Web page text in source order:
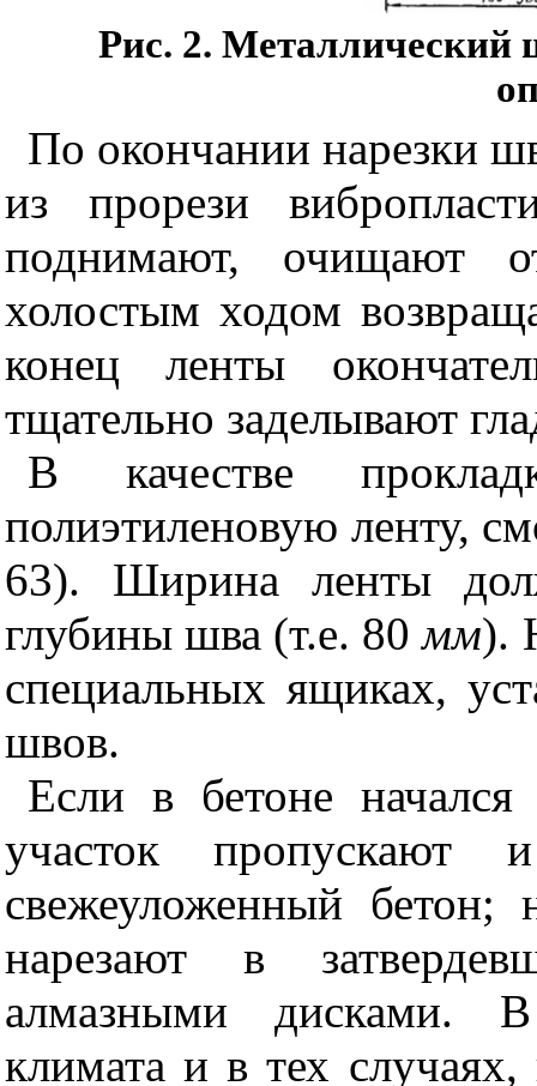
Рис. 2. Металлический
По окончаниинарезки
из прорези
поднимают, очищают
холостым ходом
конец ленты
тщательно заделывают
В качестве
полиэтиленовую ленту,
63). Ширина ленты
глубины шва (т.е. 80мм).
специальных ящиках,
швов.
Если в бетоне начался
участок пропускают
свежеуложенный
нарезают в
алмазными дисками. В
климата и в тех